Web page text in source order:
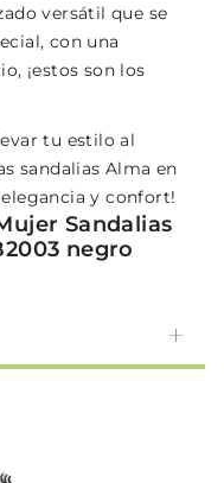
versátil que se
con una
¡estos son los
tu estilo al
sandalias Alma en
y confort!
Sandalias
negro